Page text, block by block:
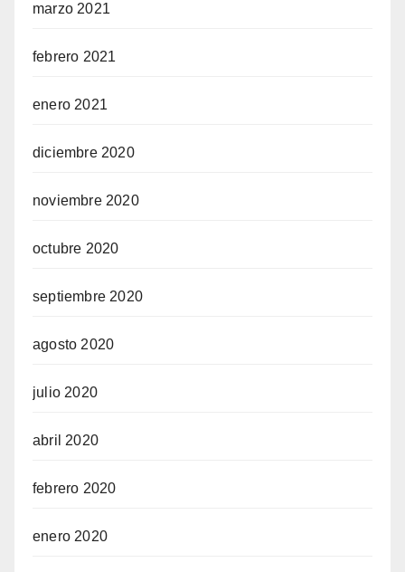
marzo 2021
febrero 2021
enero 2021
diciembre 2020
noviembre 2020
octubre 2020
septiembre 2020
agosto 2020
julio 2020
abril 2020
febrero 2020
enero 2020